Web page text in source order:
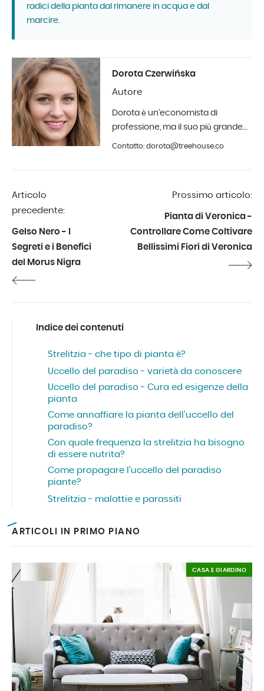
radici della pianta dal rimanere in acqua e dal
marcire.
Dorota Czerwińska
Autore
Dorota è un'economista di
professione, ma il suo più grande
hobby è la fotografia e il design
2019.
Contatto: dorota@treehouse.co
Articolo
precedente:
Gelso Nero - I
Segreti e i Benefici
del Morus Nigra
Prossimo articolo:
Pianta di Veronica -
Controllare Come Coltivare
Bellissimi Fiori di Veronica
Indice dei contenuti
Strelitzia - che tipo di pianta è?
Uccello del paradiso - varietà da conoscere
Uccello del paradiso - Cura ed esigenze della
pianta
Come annaffiare la pianta dell’uccello del
paradiso?
Con quale frequenza la strelitzia ha bisogno
di essere nutrita?
Come propagare l’uccello del paradiso
piante?
Strelitzia - malattie e parassiti
ARTICOLI IN PRIMO PIANO
CASA E GIARDINO